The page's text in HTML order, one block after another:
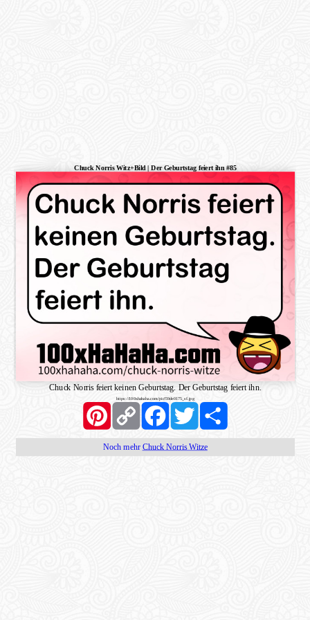
Chuck Norris Witz+Bild | Der Geburtstag feiert ihn #85
Chuck Norris feiert keinen Geburtstag. Der Geburtstag feiert ihn.
https://100xhahaha.com/pic!59de0175_sf.jpg
PinterestCopy
Link
FacebookTwitter Share
Noch mehr Chuck Norris Witze